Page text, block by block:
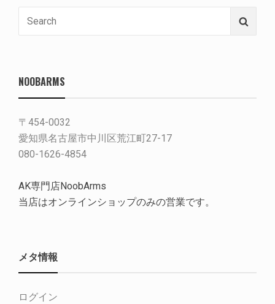
NOOBARMS
〒454-0032
愛知県名古屋市中川区荒江町27-17
080-1626-4854
AK専門店NoobArms
当店はオンラインショップのみの営業です。
メタ情報
ログイン